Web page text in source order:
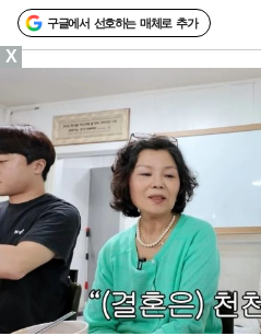
구글에서 선호하는 매체로 추가
X